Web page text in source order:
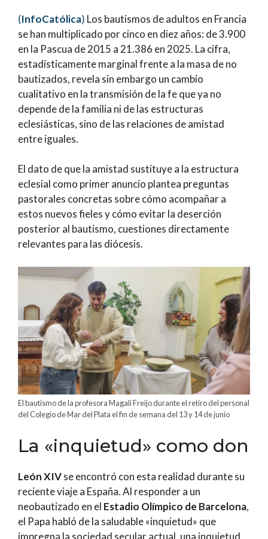
(InfoCatólica) Los bautismos de adultos en Francia
se han multiplicado por cinco en diez años: de 3.900
en la Pascua de 2015 a 21.386 en 2025. La cifra,
estadísticamente marginal frente a la masa de no
bautizados, revela sin embargo un cambio
cualitativo en la transmisión de la fe que ya no
depende de la familia ni de las estructuras
eclesiásticas, sino de las relaciones de amistad
entre iguales.
El dato de que la amistad sustituye a la estructura
eclesial como primer anuncio plantea preguntas
pastorales concretas sobre cómo acompañar a
estos nuevos fieles y cómo evitar la deserción
posterior al bautismo, cuestiones directamente
relevantes para las diócesis.
El bautismo de la profesora Magalí Freijo durante el retiro del personal
del Colegio de Mar del Plata el fin de semana del 13 y 14 de junio
La «inquietud» como don
León XIVse encontró con esta realidad durante su
reciente viaje a España. Al responder a un
neobautizado en el Estadio Olímpico de Barcelona,
el Papa habló de la saludable «inquietud» que
impregna la sociedad secular actual, una inquietud